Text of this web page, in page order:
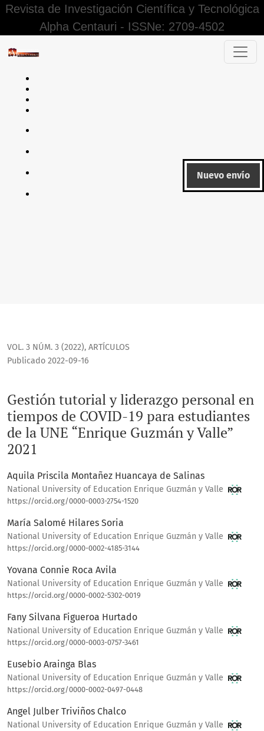
Revista de Investigación Científica y Tecnológica
Alpha Centauri - ISSNe: 2709-4502
Gestión tutorial y liderazgo personal en tiempos de
Nuevo envío
VOL. 3 NÚM. 3 (2022), ARTÍCULOS
Gestión tutorial y liderazgo personal en
tiempos de COVID-19 para estudiantes
de la UNE “Enrique Guzmán y Valle”
2021
Publicado 2022-09-16
Aquila Priscila Montañez Huancaya de Salinas
National University of Education Enrique Guzmán y Valle
https://orcid.org/0000-0003-2754-1520
María Salomé Hilares Soria
National University of Education Enrique Guzmán y Valle
https://orcid.org/0000-0002-4185-3144
Yovana Connie Roca Avila
National University of Education Enrique Guzmán y Valle
https://orcid.org/0000-0002-5302-0019
Fany Silvana Figueroa Hurtado
National University of Education Enrique Guzmán y Valle
https://orcid.org/0000-0003-0757-3461
Eusebio Arainga Blas
National University of Education Enrique Guzmán y Valle
https://orcid.org/0000-0002-0497-0448
Angel Julber Triviños Chalco
National University of Education Enrique Guzmán y Valle